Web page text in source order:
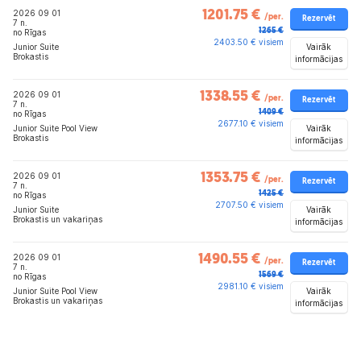
2026 09 01
7 n.
no Rīgas
Junior Suite
Brokastis
1201.75 € /per.
1265 €
2403.50 € visiem
Rezervēt
Vairāk
informācijas
2026 09 01
7 n.
no Rīgas
Junior Suite Pool View
Brokastis
1338.55 € /per.
1409 €
2677.10 € visiem
Rezervēt
Vairāk
informācijas
2026 09 01
7 n.
no Rīgas
Junior Suite
Brokastis un vakariņas
1353.75 € /per.
1425 €
2707.50 € visiem
Rezervēt
Vairāk
informācijas
2026 09 01
7 n.
no Rīgas
Junior Suite Pool View
Brokastis un vakariņas
1490.55 € /per.
1569 €
2981.10 € visiem
Rezervēt
Vairāk
informācijas